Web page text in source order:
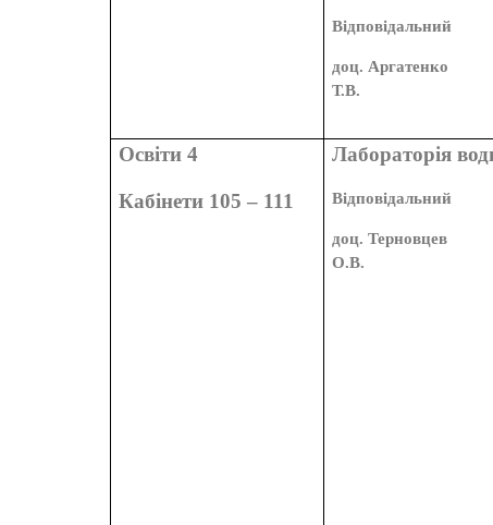
Відповідальний
доц. Аргатенко
Т.В.
Освіти 4
Кабінети 105 – 111
Лабораторія
Відповідальний
доц. Терновцев
О.В.